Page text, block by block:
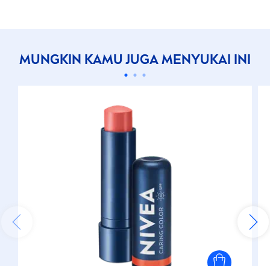
MUNGKIN KAMU JUGAMENYUKAI INI